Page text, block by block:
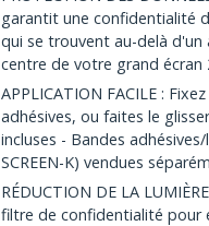
garantit une confidentialité
qui se trouvent au-delà
centre de votre grand écran
APPLICATION FACILE :
adhésives, ou faites le
incluses - Bandes
SCREEN-K) vendues
RÉDUCTION DE LA
filtre de confidentialité pour